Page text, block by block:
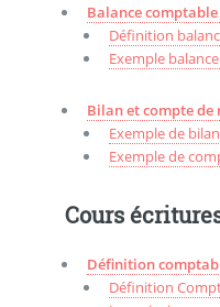
Balance
Définition
Exemple
Bilan et compte de
Exemple de
Exemple de
Cours
Définition
Définition